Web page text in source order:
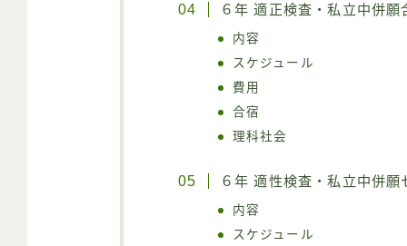
６年 適正検査・私立中併願
内容
スケジュール
費用
合宿
理科社会
６年 適性検査・私立中併願
内容
スケジュール